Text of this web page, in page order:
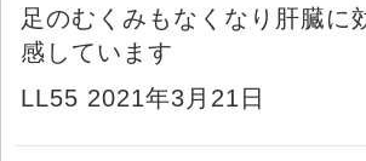
足のむくみもなくなり肝臓に
感しています
LL55 2021年3月21日